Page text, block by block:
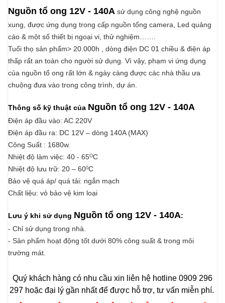
Nguồn tổ ong 12V - 140A sử dụng công nghệ nguồn
xung, được ứng dụng trong cấp nguồn tổng camera, Led quảng
cáo & một số thiết bị ngoại vi, thử nghiệm…….
Tuổi thọ sản phẩm> 20.000h , dòng điện DC 01 chiều & điện áp
thấp rất an toàn cho người sử dụng. Vì vậy, phạm vi ứng dụng
của nguồn tổ ong rất lớn & ngày càng được các nhà thầu ưa
chuộng đưa vào trong công trình, dự án.
Thông số kỹ thuật của Nguồn tổ ong 12V - 140A
Điện áp đầu vào: AC 220V
Điện áp đầu ra: DC 12V – dòng 140A (MAX)
Công Suất : 1680w.
Nhiệt độ làm việc: 40 - 65OC
Nhiệt độ lưu trữ: 20 – 600C
Bảo vệ quá áp/ quá tải: ngắn mạch
Chất liệu: vỏ bảo vệ kim loại
Lưu ý khi sử dụng Nguồn tổ ong 12V - 140A:
- Chỉ sử dụng trong nhà.
- Sản phẩm hoạt động tốt dưới 80% công suất & trong môi
trường mát.
Quý khách hàng có nhu cầu xin liên hệ hotline 0909 296
297 hoặc đại lý gần nhất để được hỗ trợ, tư vấn miễn phí.